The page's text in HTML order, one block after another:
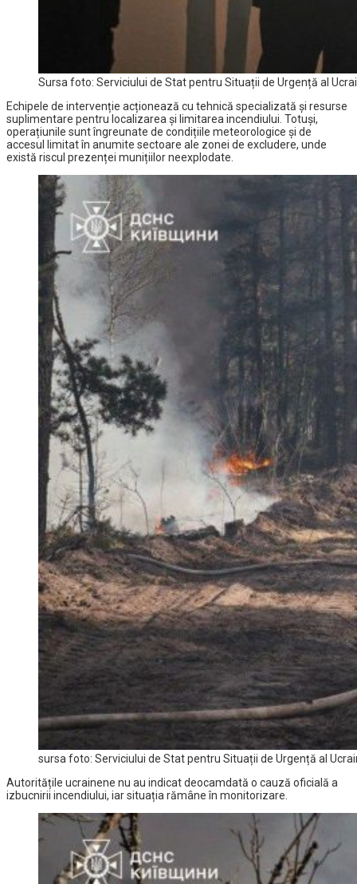
Sursa foto: Serviciului de Stat pentru Situații de Urgență al
Echipele de intervenție acționează cu tehnică specializată și resurse
suplimentare pentru localizarea și limitarea incendiului. Totuși,
operațiunile sunt îngreunate de condițiile meteorologice și de
accesul limitat în anumite sectoare ale zonei de excludere, unde
există riscul prezenței munițiilor neexplodate.
sursa foto: Serviciului de Stat pentru Situații de Urgență al
Autoritățile ucrainene nu au indicat deocamdată o cauză oficială a
izbucnirii incendiului, iar situația rămâne în monitorizare.